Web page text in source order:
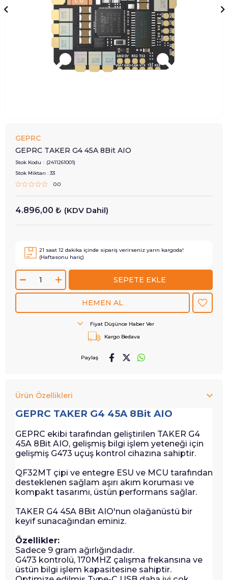
GEPRC
GEPRC TAKER G4 45A 8Bit AIO
Stok Kodu
(2411261001)
Stok Miktarı : 33
0.0
4.896,00 ₺ (KDV Dahil)
21 saat 12 dakika içinde sipariş verirseniz yarın kargoda!
(Haftasonu hariç)
Fiyat Düşünce Haber Ver
Kargo Bedava
Paylaş
Ürün Özellikleri
GEPRC TAKER G4 45A 8Bit AIO
GEPRC ekibi tarafından geliştirilen TAKER G4
45A 8Bit AIO, gelişmiş bilgi işlem yeteneği için
gelişmiş G473 uçuş kontrol cihazına sahiptir.
QF32MT çipi ve entegre ESU ve MCU tarafından
desteklenen sağlam aşırı akım koruması ve
kompakt tasarımı, üstün performans sağlar.
TAKER G4 45A 8Bit AIO'nun olağanüstü bir
keyif sunacağından eminiz.
Özellikler:
Sadece 9 gram ağırlığındadır.
G473 kontrolü, 170MHZ çalışma frekansına ve
üstün bilgi işlem kapasitesine sahiptir.